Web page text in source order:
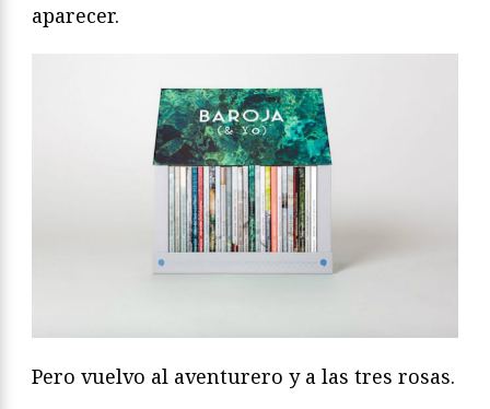
aparecer.
Pero vuelvo al aventurero y a las tres rosas.